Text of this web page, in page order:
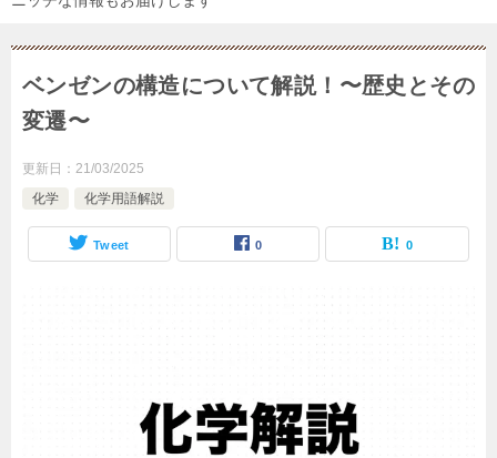
ベンゼンの構造について解説！〜歴史とその
変遷〜
更新日： 21/03/2025
化学
化学用語解説
Tweet 0 0